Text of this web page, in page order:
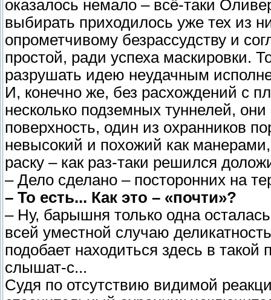
оказалось немало – всё-таки
выбирать приходилось уже тех из
опрометчивому безрассудству и
простой, ради успеха маскировки.
разрушать идею неудачным
И, конечно же, без расхождений с
несколько подземных туннелей,
поверхность, один из охранников
невысокий и похожий как
раску – как раз-таки решился
– Дело сделано – посторонних на
– То есть... Как это – «почти»?
– Ну, барышня только одна
всей уместной случаю
подобает находиться здесь в
слышат-с...
Судя по отсутствию видимой